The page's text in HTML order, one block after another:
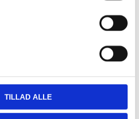
TILLAD ALLE
Maps